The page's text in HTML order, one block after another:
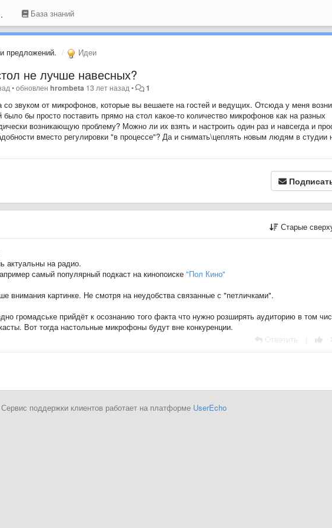
Телебачення База знаний
предложений. Идеи
не лучше навесных?
•обновленhrombeta 13 лет назад • 1
со звуком от микрофонов, которые вы вешаете на гостей и ведущих. Отсюда у меня
бы просто поставить прямо на стол какое-то количество микрофонов как на разных
возникающую проблему? Можно ли их взять и настроить один раз и навсегда и
вместо регулировки "в процессе"? Да и снимать\цеплять новым людям в студии
Старые
актуальны на радио.
самый популярный подкаст на кинопоиске "Пол Кино"
внимания картинке. Не смотря на неудобства связанные с "петличками".
громадське прийдёт к осознанию того факта что нужно розширять аудиторию в том
Вот тогда настольные микрофоны будут вне конкуренции.
Ответить
Сервис поддержки клиентов работает на платформе UserEcho